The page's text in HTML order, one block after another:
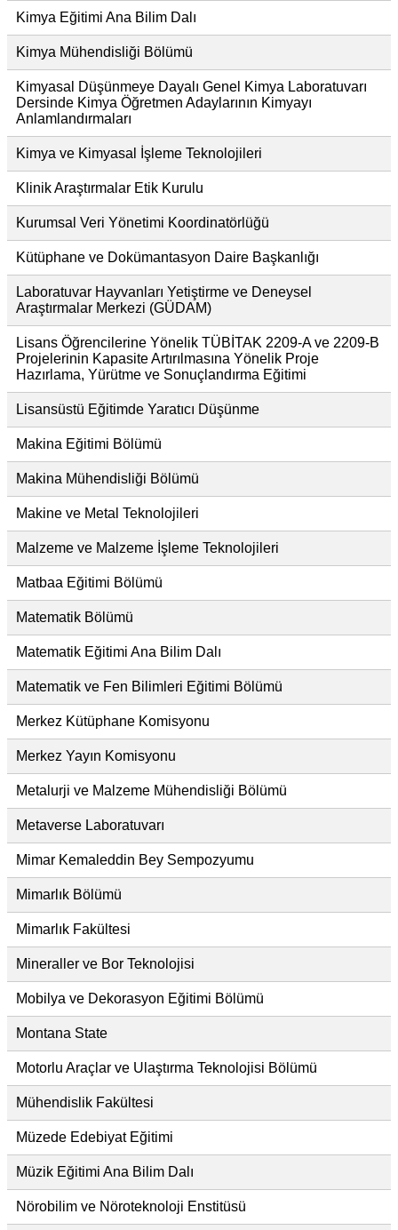
Kimya Eğitimi Ana Bilim Dalı
Kimya Mühendisliği Bölümü
Kimyasal Düşünmeye Dayalı Genel Kimya Laboratuvarı
Dersinde Kimya Öğretmen Adaylarının Kimyayı
Anlamlandırmaları
Kimya ve Kimyasal İşleme Teknolojileri
Klinik Araştırmalar Etik Kurulu
Kurumsal Veri Yönetimi Koordinatörlüğü
Kütüphane ve Dokümantasyon Daire Başkanlığı
Laboratuvar Hayvanları Yetiştirme ve Deneysel
Araştırmalar Merkezi (GÜDAM)
Lisans Öğrencilerine Yönelik TÜBİTAK 2209-A ve 2209-B
Projelerinin Kapasite Artırılmasına Yönelik Proje
Hazırlama, Yürütme ve Sonuçlandırma Eğitimi
Lisansüstü Eğitimde Yaratıcı Düşünme
Makina Eğitimi Bölümü
Makina Mühendisliği Bölümü
Makine ve Metal Teknolojileri
Malzeme ve Malzeme İşleme Teknolojileri
Matbaa Eğitimi Bölümü
Matematik Bölümü
Matematik Eğitimi Ana Bilim Dalı
Matematik ve Fen Bilimleri Eğitimi Bölümü
Merkez Kütüphane Komisyonu
Merkez Yayın Komisyonu
Metalurji ve Malzeme Mühendisliği Bölümü
Metaverse Laboratuvarı
Mimar Kemaleddin Bey Sempozyumu
Mimarlık Bölümü
Mimarlık Fakültesi
Mineraller ve Bor Teknolojisi
Mobilya ve Dekorasyon Eğitimi Bölümü
Montana State
Motorlu Araçlar ve Ulaştırma Teknolojisi Bölümü
Mühendislik Fakültesi
Müzede Edebiyat Eğitimi
Müzik Eğitimi Ana Bilim Dalı
Nörobilim ve Nöroteknoloji Enstitüsü